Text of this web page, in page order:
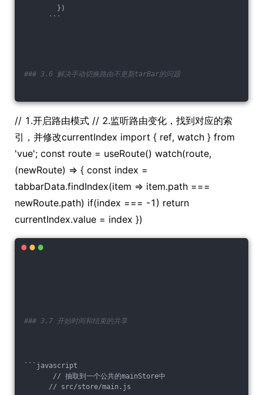
})
```
### 3.6 解决手动切换路由不更新tarBar的问题
// 1.开启路由模式 // 2.监听路由变化，找到对应的索
引，并修改currentIndex import { ref, watch } from
'vue'; const route = useRoute() watch(route,
(newRoute) => { const index =
tabbarData.findIndex(item => item.path ===
newRoute.path) if(index === -1) return
currentIndex.value = index })
### 3.7 开始时间和结束的共享
```javascript
// 抽取到一个公共的mainStore中
// src/store/main.js